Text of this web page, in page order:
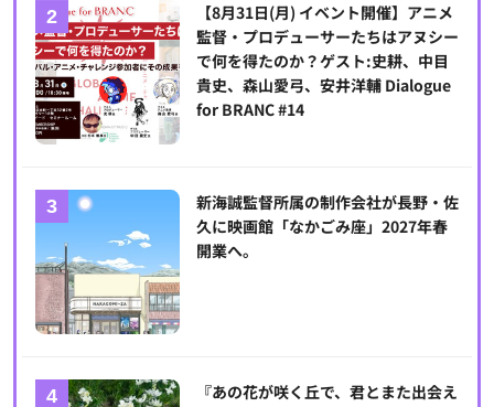
【8月31日(月) イベント開催】アニメ
監督・プロデューサーたちはアヌシー
で何を得たのか？ゲスト:史耕、中目
貴史、森山愛弓、安井洋輔 Dialogue
for BRANC #14
新海誠監督所属の制作会社が長野・佐
久に映画館「なかごみ座」2027年春
開業へ。
『あの花が咲く丘で、君とまた出会え